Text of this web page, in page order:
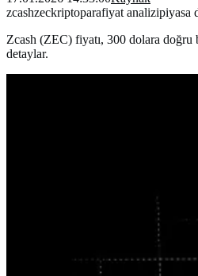
zcashzeckriptoparafiyat analizipiyasa
Zcash (ZEC) fiyatı, 300 dolara doğru
detaylar.